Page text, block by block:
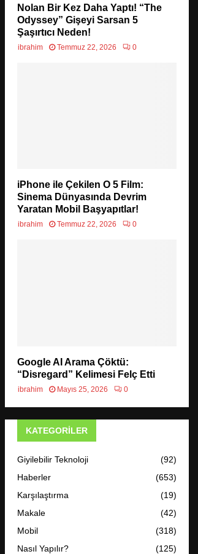
Nolan Bir Kez Daha Yaptı! “The
Odyssey” Gişeyi Sarsan 5
Şaşırtıcı Neden!
ibrahim Temmuz 22, 2026 0
iPhone ile Çekilen O 5 Film:
Sinema Dünyasında Devrim
Yaratan Mobil Başyapıtlar!
ibrahim Temmuz 22, 2026 0
Google AI Arama Çöktü:
“Disregard” Kelimesi Felç Etti
ibrahim Mayıs 25, 2026 0
KATEGORILER
Giyilebilir Teknoloji
(92)
Haberler
(653)
Karşılaştırma
(19)
Makale
(42)
Mobil
(318)
Nasıl Yapılır?
(125)